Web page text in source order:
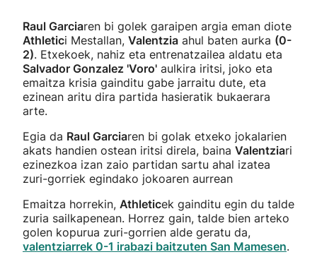
Raul Garciaren bi golek garaipen argia eman diote
Athletici Mestallan, Valentzia ahul baten aurka (0-
2). Etxekoek, nahiz eta entrenatzailea aldatu eta
Salvador Gonzalez 'Voro' aulkira iritsi, joko eta
emaitza krisia gainditu gabe jarraitu dute, eta
ezinean aritu dira partida hasieratik bukaerara
arte.
Egia da Raul Garciaren bi golak etxeko jokalarien
akats handien ostean iritsi direla, baina Valentziari
ezinezkoa izan zaio partidan sartu ahal izatea
zuri-gorriek egindako jokoaren aurrean
Emaitza horrekin, Athleticek gainditu egin du talde
zuria sailkapenean. Horrez gain, talde bien arteko
golen kopurua zuri-gorrien alde geratu da,
valentziarrek 0-1 irabazi baitzuten San Mamesen.